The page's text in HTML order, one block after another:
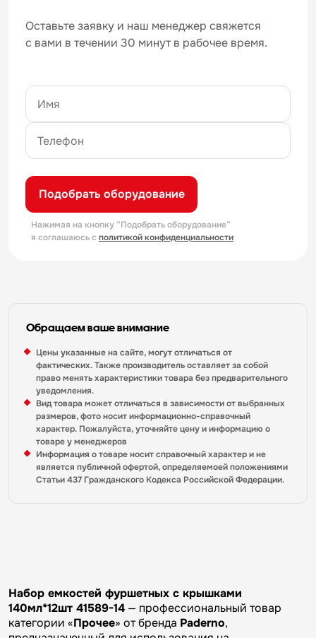
Оставьте заявку и наш менеджер свяжется
с вами в течении 30 минут в рабочее время.
Подобрать оборудование
Нажимая на кнопку “Подобрать оборудование”
я соглашаюсь с политикой конфиденциальности
Обращаем ваше внимание
Цены указанные на сайте, могут отличаться от
фактических. Также производитель оставляет за собой
право менять характеристики товара без предварительного
уведомления.
Вид товара может отличаться в зависимости от выбранных
размеров, фото носит информационно-справочный
характер. Пожалуйста, уточняйте цену и информацию о
товаре у менеджеров
Информация о товаре носит справочный характер и не
является публичной офертой, определяемоей положениями
Статьи 437 Гражданского Кодекса Российской Федерации.
Набор емкостей фуршетных с крышками
140мл*12шт 41589-14 — профессиональный товар
категории «Прочее» от бренда Paderno,